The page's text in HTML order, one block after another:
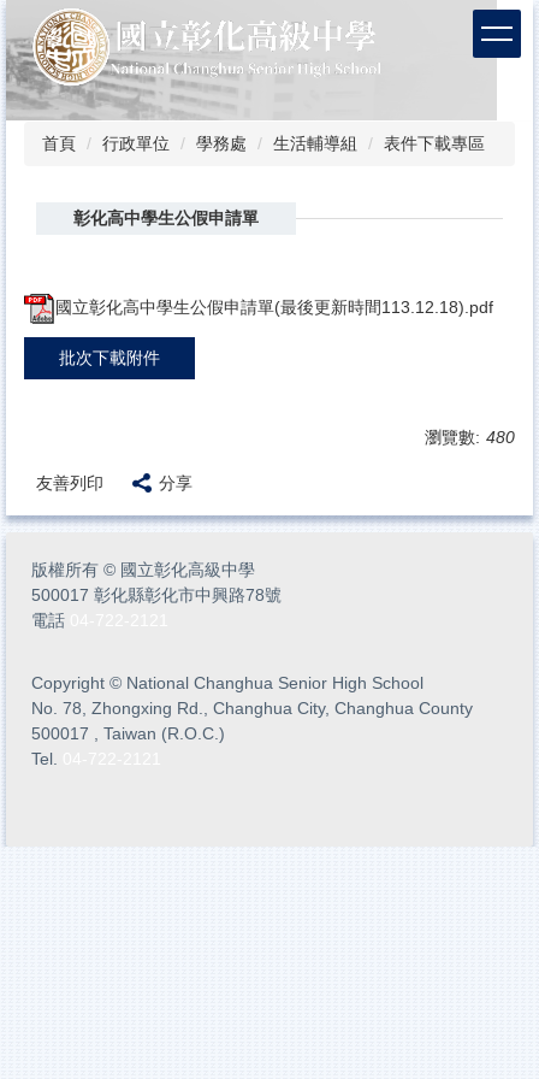
到
主
要
內
首頁 行政單位 學務處 生活輔導組 表件下載專區
彰化高中學生公假申請單
國立彰化高中學生公假申請單(最後更新時間113.12.18).pdf
批次下載附件
瀏覽數: 480
友善列印 分享
版權所有 © 國立彰化高級中學
500017 彰化縣彰化市中興路78號
電話
Copyright © National Changhua Senior High School
No. 78, Zhongxing Rd., Changhua City, Changhua County
500017 , Taiwan (R.O.C.)
Tel.